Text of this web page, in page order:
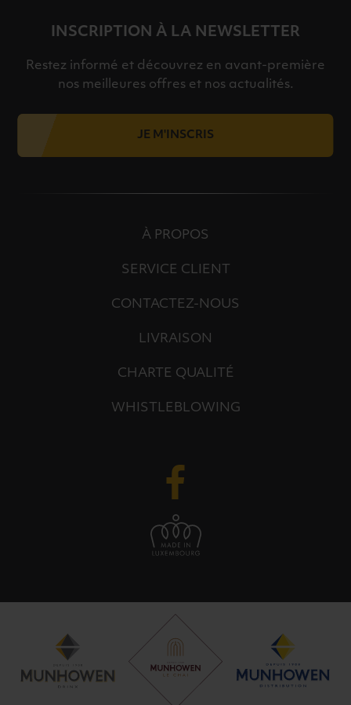
INSCRIPTION À LA NEWSLETTER
Restez informé et découvrez en avant-première
nos meilleures offres et nos actualités.
JE M'INSCRIS
À PROPOS
SERVICE CLIENT
CONTACTEZ-NOUS
LIVRAISON
CHARTE QUALITÉ
WHISTLEBLOWING